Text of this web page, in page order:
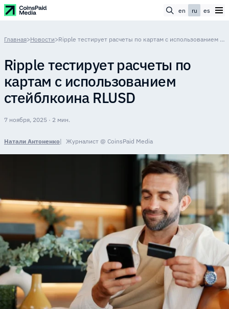
en ru es
Главная>Новости> Ripple тестирует расчеты по картам с использованием стейблкоина RLUSD
Ripple тестирует расчеты по
картам с использованием
стейблкоина RLUSD
7 ноября, 2025 · 2 мин.
Натали Антоненко Журналист @ CoinsPaid Media